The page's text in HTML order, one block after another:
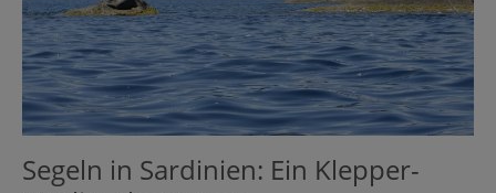
Segeln in Sardinien: Ein Klepper-